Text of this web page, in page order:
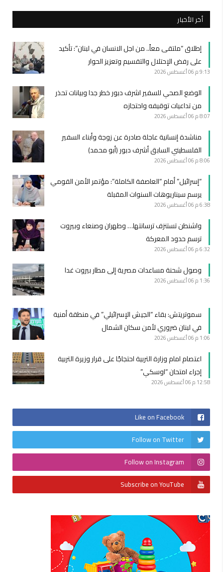
أخر الأخبار
إطلاق “ملتقى معاً.. من اجل الانسان في لبنان”: تأكيد
على رفض الإحتلال والتقسيم وتعزيز الحوار
9:13 م 06 أغسطس 2026
الوضع الصحي للسفير اشرف دبور خطر جدا وبيانات تحذر
من تداعيات توقيفه واحتجازه
8:07 م 06 أغسطس 2026
مناشدة إنسانية عاجلة صادرة عن زوجة وأبناء السفير
الفلسطيني السابق أشرف دبور (أبو محمد)
8:06 م 06 أغسطس 2026
“إسرائيل” أمام “العاصفة الكاملة”: مؤتمر الأمن القومي
يرسم سيناريوهات السنوات المقبلة
6:38 م 06 أغسطس 2026
واشنطن تستنزف ترسانتها… وطهران وصنعاء وبيروت
ترسم حدود المعركة
6:32 م 06 أغسطس 2026
وصول شحنة مساعدات مصرية إلى مطار بيروت غدا
1:36 م 06 أغسطس 2026
سموتريتش: بقاء “الجيش الإسرائيلي” في منطقة أمنية
في لبنان ضروري لأمن سكان الشمال
1:06 م 06 أغسطس 2026
اعتصام امام وزارة التربية احتجاجًا على قرار وزيرة التربية
إجراء امتحان “اوسكي”
12:58 م 06 أغسطس 2026
Like on Facebook
Follow on Twitter
Follow on Instagram
Subscribe on YouTube